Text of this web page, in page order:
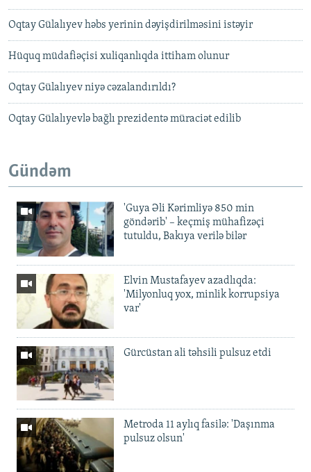
Oqtay Gülalıyev həbs yerinin dəyişdirilməsini istəyir
Hüquq müdafiəçisi xuliqanlıqda ittiham olunur
Oqtay Gülalıyev niyə cəzalandırıldı?
Oqtay Gülalıyevlə bağlı prezidentə müraciət edilib
Gündəm
'Guya Əli Kərimliyə 850 min
göndərib' – keçmiş mühafizəçi
tutuldu, Bakıya verilə bilər
Elvin Mustafayev azadlıqda:
'Milyonluq yox, minlik korrupsiya
var'
Gürcüstan ali təhsili pulsuz etdi
Metroda 11 aylıq fasilə: 'Daşınma
pulsuz olsun'